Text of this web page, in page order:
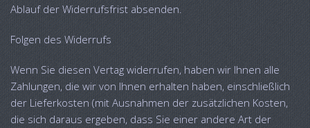
Ablauf der Widerrufsfrist absenden.
Folgen des Widerrufs
Wenn Sie diesen Vertag widerrufen, haben wir Ihnen alle
Zahlungen, die wir von Ihnen erhalten haben, einschließlich
der Lieferkosten (mit Ausnahmen der zusätzlichen Kosten,
die sich daraus ergeben, dass Sie einer andere Art der